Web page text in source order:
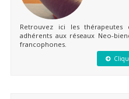
Retrouvez ici les
adhérents aux réseaux Neo-
francophones.